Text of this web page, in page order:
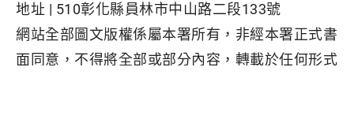
地址 | 510彰化縣員林市中山路二段133號
網站全部圖文版權係屬本署所有，非經本署正式書
面同意，不得將全部或部分內容，轉載於任何形式